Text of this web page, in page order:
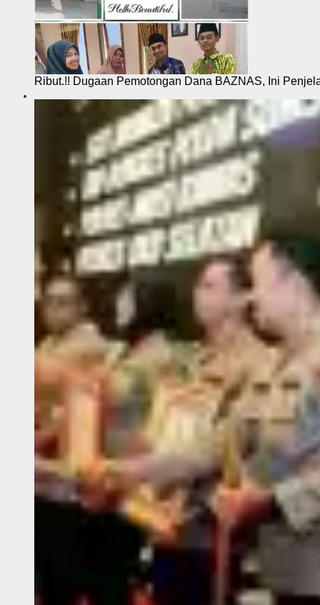
Ribut.!! Dugaan Pemotongan Dana BAZNAS, Ini